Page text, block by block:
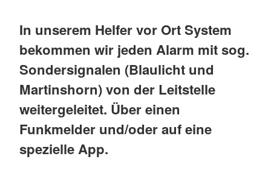
In unserem Helfer vor Ort System
bekommen wir jeden Alarm mit sog.
Sondersignalen (Blaulicht und
Martinshorn) von der Leitstelle
weitergeleitet. Über einen
Funkmelder und/oder auf eine
spezielle App.